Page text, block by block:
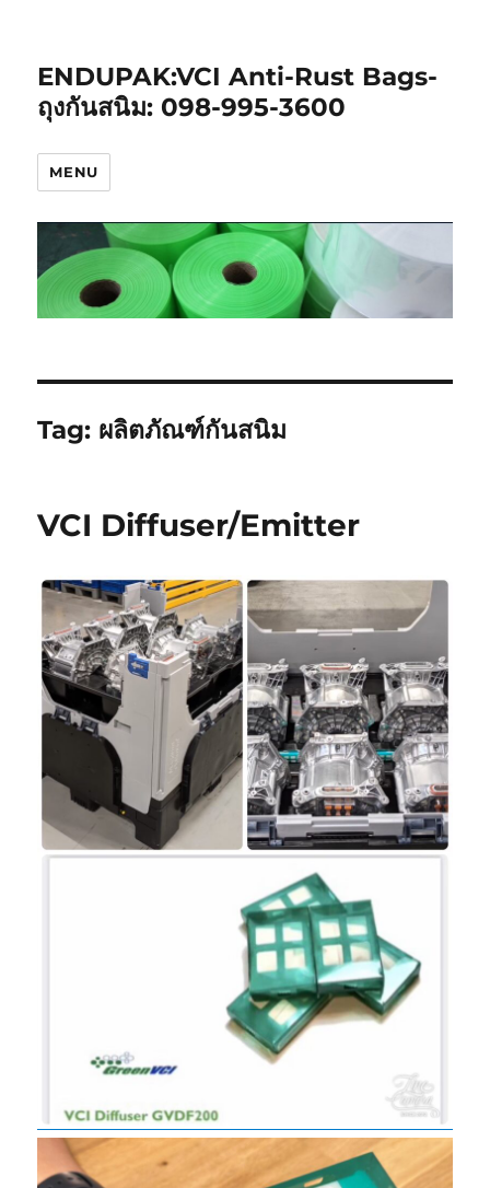
ENDUPAK:VCI Anti-Rust Bags-
ถุงกันสนิม: 098-995-3600
MENU
Tag: ผลิตภัณฑ์กันสนิม
VCI Diffuser/Emitter